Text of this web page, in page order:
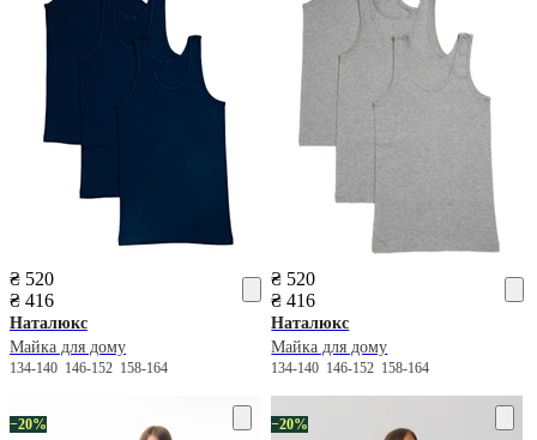
₴ 520
₴ 416
Наталюкс
Майка для дому
134-140 146-152 158-164
₴ 520
₴ 416
Наталюкс
Майка для дому
134-140 146-152 158-164
−20% −20%